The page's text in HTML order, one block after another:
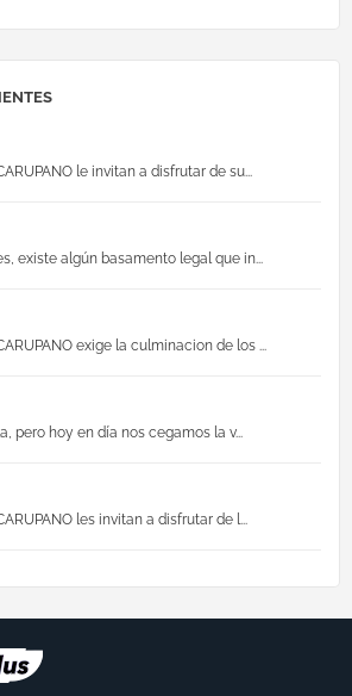
le invitan a disfrutar de su...
existe algún basamento legal que in...
exige la culminacion de los ...
pero hoy en día nos cegamos la v...
les invitan a disfrutar de l...